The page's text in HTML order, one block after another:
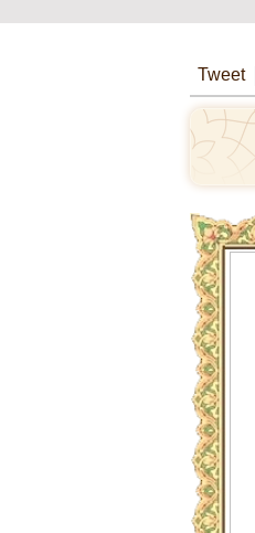
Tweet